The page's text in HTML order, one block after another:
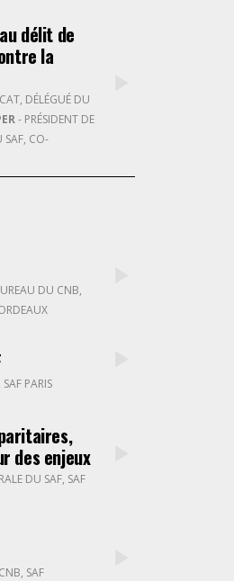
délit de
la
DÉLÉGUÉ DU
- PRÉSIDENT DE
SAF, CO-
DU CNB,
PARIS
des enjeux
DU SAF, SAF
SAF